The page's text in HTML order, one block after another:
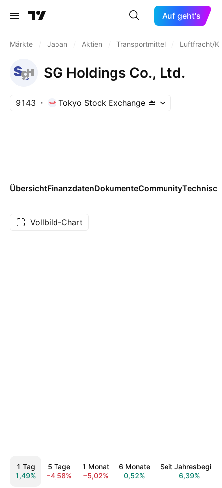
Auf geht's
Märkte Japan Aktien Transportmittel Luftfracht/
SG Holdings Co., Ltd.
9143 Tokyo Stock Exchange
ÜbersichtFinanzdatenDokumenteCommunity
Vollbild-Chart
1 Tag
1,49%
5 Tage
−4,58%
1 Monat
−5,02%
6 Monate
0,52%
Seit Jahresbeginn
6,39%